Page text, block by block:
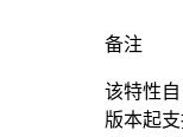
备注
该特性自
版本起支